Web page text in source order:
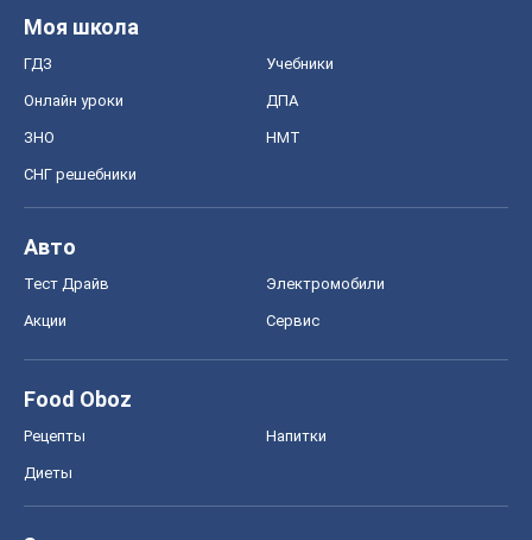
Моя школа
ГДЗ Учебники
Онлайн уроки ДПА
ЗНО НМТ
СНГ решебники
Авто
Тест Драйв Электромобили
Акции Сервис
Food Oboz
Рецепты Напитки
Диеты